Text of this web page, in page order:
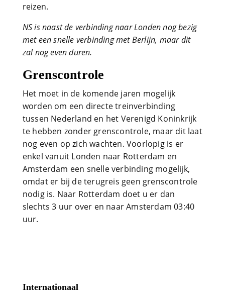
reizen.
NS is naast de verbinding naar Londen nog bezig
met een snelle verbinding met Berlijn, maar dit
zal nog even duren.
Grenscontrole
Het moet in de komende jaren mogelijk
worden om een directe treinverbinding
tussen Nederland en het Verenigd Koninkrijk
te hebben zonder grenscontrole, maar dit laat
nog even op zich wachten. Voorlopig is er
enkel vanuit Londen naar Rotterdam en
Amsterdam een snelle verbinding mogelijk,
omdat er bij de terugreis geen grenscontrole
nodig is. Naar Rotterdam doet u er dan
slechts 3 uur over en naar Amsterdam 03:40
uur.
Internationaal